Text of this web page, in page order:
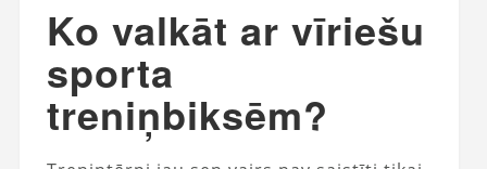
Ko valkāt ar vīriešu
sporta
treniņbiksēm?